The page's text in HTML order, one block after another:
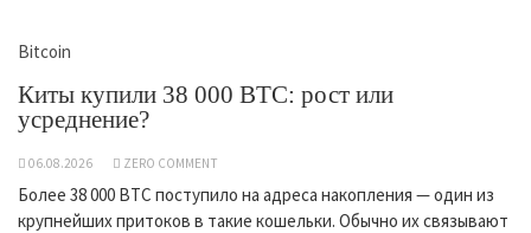
Bitcoin
Киты купили 38 000 BTC: рост или
усреднение?
06.08.2026 ZERO COMMENT
Более 38 000 BTC поступило на адреса накопления — один из
крупнейших притоков в такие кошельки. Обычно их связывают